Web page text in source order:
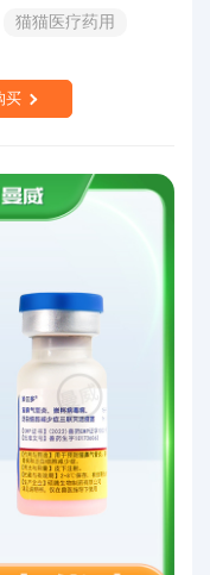
猫猫医疗药用
买